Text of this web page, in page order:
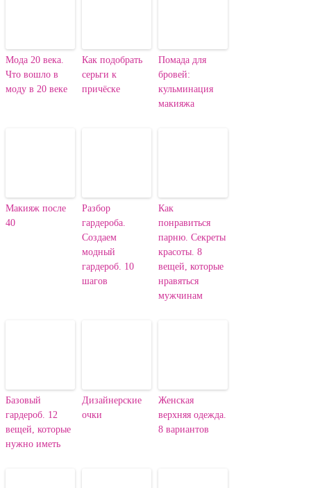
Мода 20 века.
Что вошло в
моду в 20 веке
Как подобрать
серьги к
причёске
Помада для
бровей:
кульминация
макияжа
Макияж после
40
Разбор
гардероба.
Создаем
модный
гардероб. 10
шагов
Как
понравиться
парню. Секреты
красоты. 8
вещей, которые
нравяться
мужчинам
Базовый
гардероб. 12
вещей, которые
нужно иметь
Дизайнерские
очки
Женская
верхняя одежда.
8 вариантов